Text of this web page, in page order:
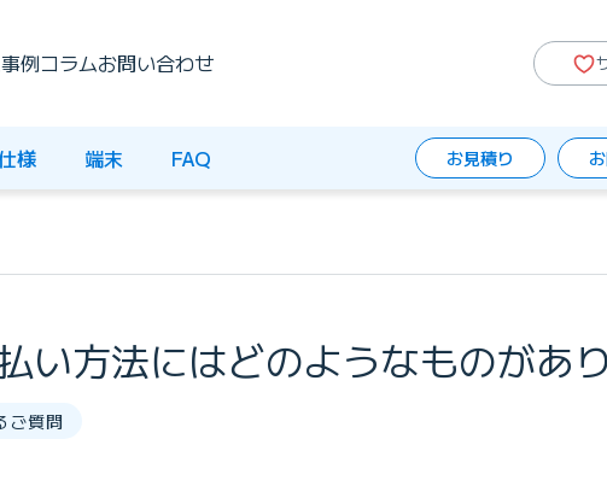
例コラムお問い合わせ
様 端末 FAQ お見積り
い方法にはどのようなものがあり
ご質問